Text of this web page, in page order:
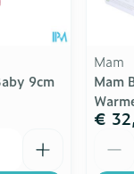
9cm
Mam
Mam
€